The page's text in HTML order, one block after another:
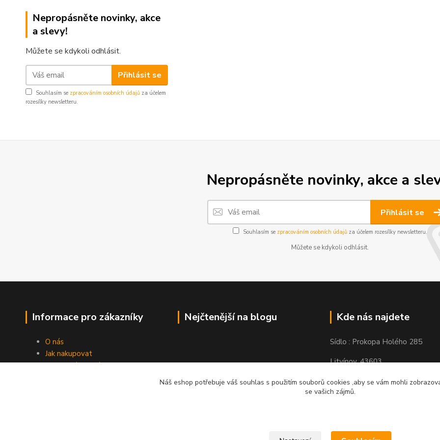
Nepropásněte novinky, akce
a slevy!
Můžete se kdykoli odhlásit.
Přihlásit se
Souhlasím se zpracováním osobních údajů za účelem
rozesílky newsletteru.
Nepropásněte novinky, akce a
Přihlásit se
Souhlasím se zpracováním osobních údajů za účelem rozesílky newsletteru.
Můžete se kdykoli odhlásit.
Informace pro zákazníky
O nás
Jak nakupovat
Obchodní podmínky
Nejčtenější na blogu Kde nás najdete
Sídlo : Prokopa Holého 285
Litvínov, 43603
Výdejní místo: Chudeřínská 109
Náš eshop potřebuje váš souhlas s použitím souborů cookies ,aby se vám mohli
se vašich zájmů.